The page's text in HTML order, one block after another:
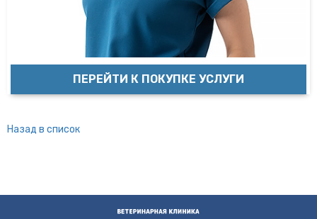
ПЕРЕЙТИ К ПОКУПКЕ УСЛУГИ
Назад в список